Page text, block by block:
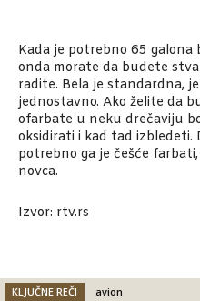
Kada je potrebno 65 galona
onda morate da budete
radite. Bela je standardna,
jednostavno. Ako želite da
ofarbate u neku drečaviju
oksidirati i kad tad izbledeti.
potrebno ga je češće
novca.
Izvor: rtv.rs
KLJUČNE REČI avion